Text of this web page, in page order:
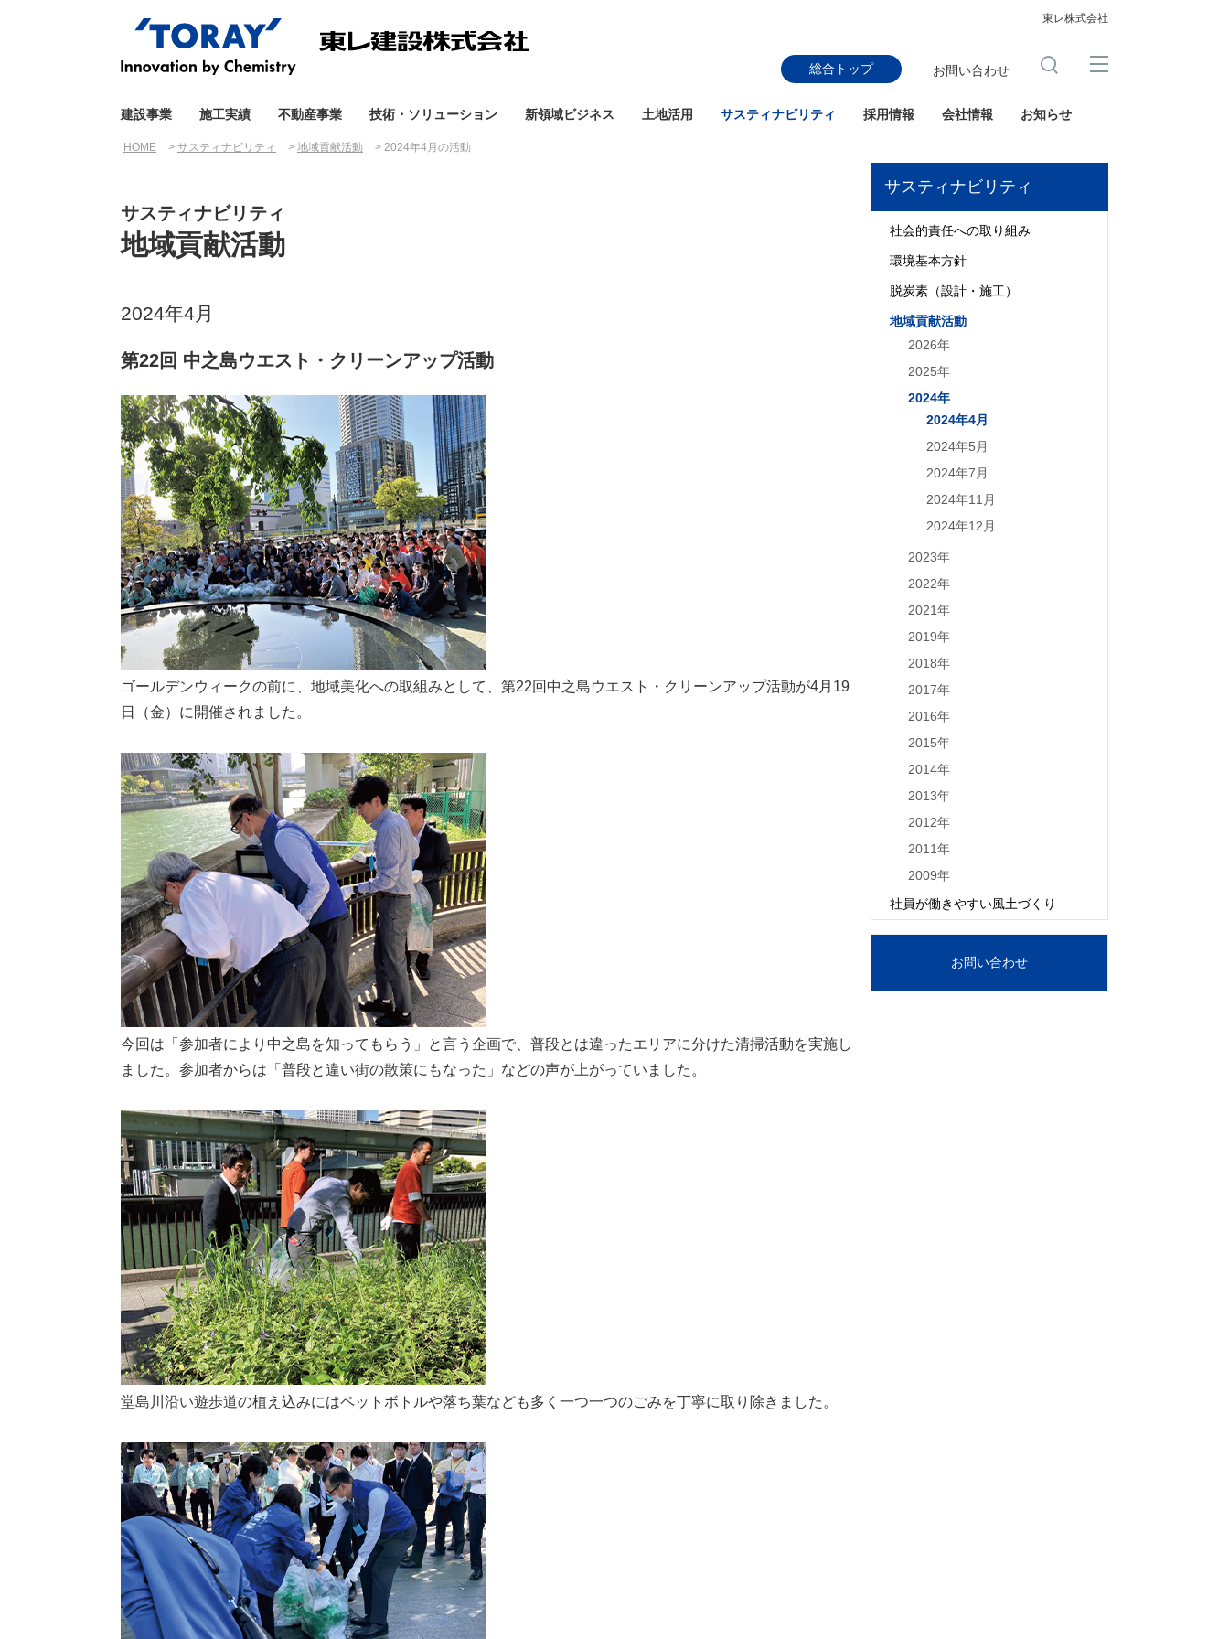
総合トップ お問い合わせ
東レ株式会社
建設事業 施工実績 不動産事業 技術・ソリューション 新領域ビジネス 土地活用 サスティナビリティ 採用情報 会社情報 お知らせ
HOME サスティナビリティ 地域貢献活動 2024年4月の活動
サスティナビリティ
地域貢献活動
2024年4月
第22回 中之島ウエスト・クリーンアップ活動
ゴールデンウィークの前に、地域美化への取組みとして、第22回中之島ウエスト・クリーンアップ活動が4月19
日（金）に開催されました。
今回は「参加者により中之島を知ってもらう」と言う企画で、普段とは違ったエリアに分けた清掃活動を実施し
ました。参加者からは「普段と違い街の散策にもなった」などの声が上がっていました。
堂島川沿い遊歩道の植え込みにはペットボトルや落ち葉なども多く一つ一つのごみを丁寧に取り除きました。
サスティナビリティ
社会的責任への取り組み
環境基本方針
脱炭素（設計・施工）
地域貢献活動
2026年
2025年
2024年
2024年4月
2024年5月
2024年7月
2024年11月
2024年12月
2023年
2022年
2021年
2019年
2018年
2017年
2016年
2015年
2014年
2013年
2012年
2011年
2009年
社員が働きやすい風土づくり
お問い合わせ